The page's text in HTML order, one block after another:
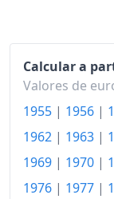
Calcular a
Valores de
1955 | 1956 |
1962 | 1963 |
1969 | 1970 |
1976 | 1977 |